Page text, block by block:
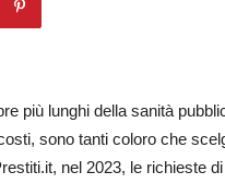
più lunghi della sanità
sono tanti coloro che
nel 2023, le richieste